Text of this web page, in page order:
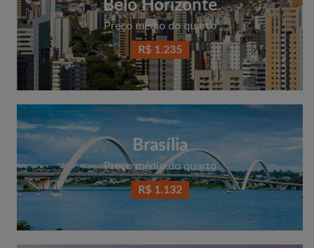
Senha
Li, entendi e concordo com os
Termos e Condições de
uso
e com a Política de Privadicade
Gostaria de receber ofertas exclusivas e atualizações de
conta por e-mail
Belo Horizonte
Preço médio do quarto
R$ 1.235
Brasília
Preço médio do quarto
R$ 1.132